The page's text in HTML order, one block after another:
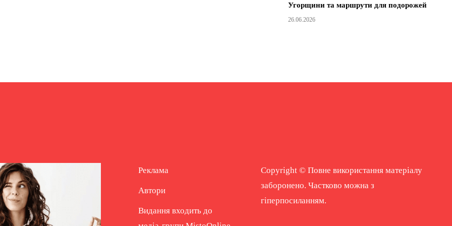
Угорщини та маршрути для подорожей
26.06.2026
Реклама
Автори
Видання входить до
Copyright © Повне використання матеріалу
заборонено. Частково можна з
гіперпосиланням.